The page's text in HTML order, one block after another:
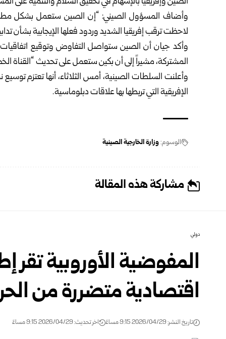
وأضاف المسؤول الصيني: “إن الصين ستعمل بشكل مطرد
لاحظت ترقب إفريقيا الشديد وردود فعلها الإيجابية بشأن
وأكد جيان أن الصين ستواصل التفاوض وتوقيع
المشتركة، مشيراً إلى أن بكين ستعمل على تحديث “القناة
وأعلنت السلطات الصينية، أمس الثلاثاء، أنها تعتزم
الإفريقية التي تربطها بها علاقات دبلوماسية.
الوسوم:وزارة الخارجية الصينية
مشاركة هذه المقالة
دولي
المفوضية الأوروبية تقر
اقتصادية متضررة من
تاريخ النشر: 2026/04/29 9:15 مساءً اخر تحديث: 2026/04/29 9:15 مساءً